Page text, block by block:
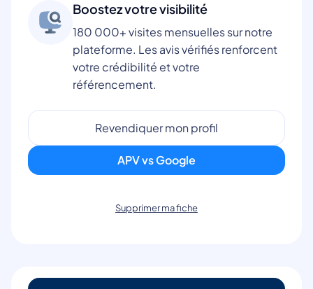
Boostez votre visibilité
180 000+ visites mensuelles sur notre
plateforme. Les avis vérifiés renforcent
votre crédibilité et votre
référencement.
Revendiquer mon profil
APV vs Google
Supprimer ma fiche